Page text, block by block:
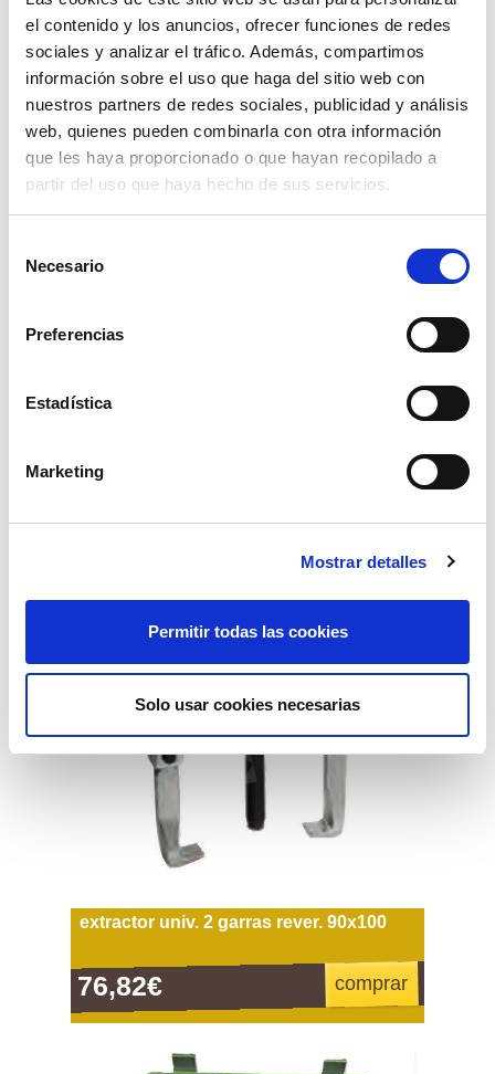
el contenido y los anuncios, ofrecer funciones de redes
sociales y analizar el tráfico. Además, compartimos
información sobre el uso que haga del sitio web con
nuestros partners de redes sociales, publicidad y análisis
web, quienes pueden combinarla con otra información
que les haya proporcionado o que hayan recopilado a
partir del uso que haya hecho de sus servicios.
Necesario
Preferencias
Estadística
Marketing
Mostrar detalles
Permitir todas las cookies
Solo usar cookies necesarias
78,65€ comprar
extractor univ. 2 garras rever. 90x100
76,82€ comprar